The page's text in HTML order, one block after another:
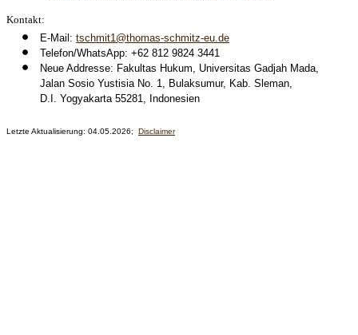
Kontakt:
E-Mail: tschmit1@thomas-schmitz-eu.de
Telefon/WhatsApp: +62 812 9824 3441
Neue Addresse: Fakultas Hukum, Universitas Gadjah Mada,
Jalan Sosio Yustisia No. 1, Bulaksumur, Kab. Sleman,
D.I. Yogyakarta 55281, Indonesien
Letzte Aktualisierung: 04.05.2026; Disclaimer